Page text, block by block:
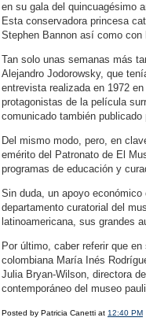
en su gala del quincuagésimo
Esta conservadora princesa
Stephen Bannon así como
Tan solo unas semanas más
Alejandro Jodorowsky, que
entrevista realizada en 1972
protagonistas de la película
comunicado también publicado
Del mismo modo, pero, en
emérito del Patronato de El
programas de educación y
Sin duda, un apoyo
departamento curatorial del
latinoamericana, sus grandes
Por último, caber referir que
colombiana María Inés
Julia Bryan-Wilson, directora
contemporáneo del museo
Posted by Patricia Canetti at 12:40 PM